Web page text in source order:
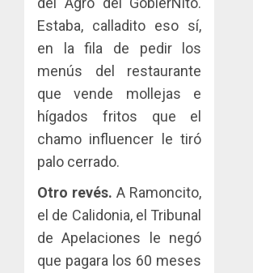
Estaba, calladito eso sí,
en la fila de pedir los
menús del restaurante
que vende mollejas e
hígados fritos que el
chamo influencer le tiró
palo cerrado.
Otro revés. A Ramoncito,
el de Calidonia, el Tribunal
de Apelaciones le negó
que pagara los 60 meses